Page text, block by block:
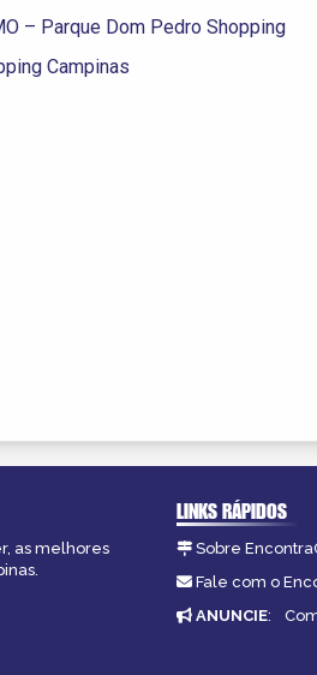
– Parque Dom Pedro Shopping
Campinas
as melhores
LINKS RÁPIDOS
Sobre
Fale com o
ANUNCIE: